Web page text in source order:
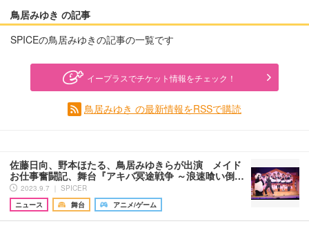
鳥居みゆき の記事
SPICEの鳥居みゆきの記事の一覧です
イープラスでチケット情報をチェック！
鳥居みゆき の最新情報をRSSで購読
佐藤日向、野本ほたる、鳥居みゆきらが出演 メイド
お仕事奮闘記、舞台『アキバ冥途戦争 ～浪速喰い倒…
2023.9.7 ｜ SPICER
ニュース
舞台 アニメ/ゲーム